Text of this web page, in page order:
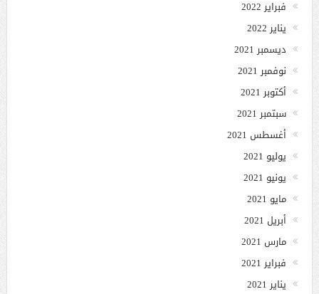
فبراير 2022
يناير 2022
ديسمبر 2021
نوفمبر 2021
أكتوبر 2021
سبتمبر 2021
أغسطس 2021
يوليو 2021
يونيو 2021
مايو 2021
أبريل 2021
مارس 2021
فبراير 2021
يناير 2021